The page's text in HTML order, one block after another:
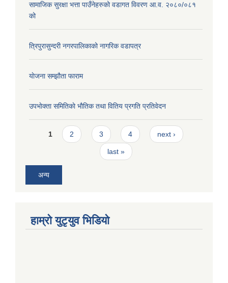
सामाजिक सुरक्षा भत्ता पाउँनेहरुको वडागत विवरण आ.व. २०८०/०८१
को
त्रिपुरासुन्दरी नगरपालिकाको नागरिक वडापत्र
याेजना सम्झौता फाराम
उपभाेक्ता समितिकाे भाैतिक तथा वितिय प्रगति प्रतिवेदन
Pages
1 2 3 4 next ›
last »
अन्य
हाम्राे युटृयुव भिडियाे